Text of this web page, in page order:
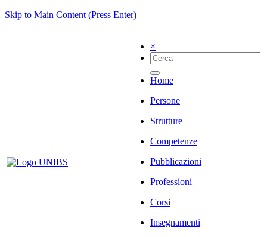
Skip to Main Content (Press Enter)
×
Home
Persone
Strutture
Competenze
Pubblicazioni
Professioni
Corsi
Insegnamenti